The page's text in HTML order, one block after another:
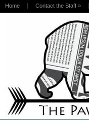
Home Contact the Staff »